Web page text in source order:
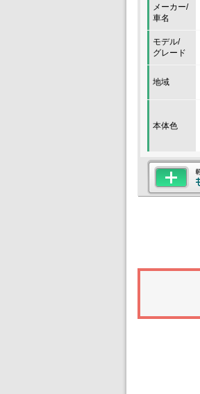
メーカー/
車名
モデル/
グレード
地域
本体色